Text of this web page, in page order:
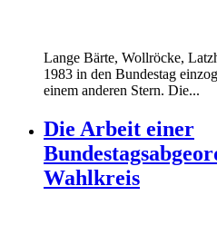
Lange Bärte, Wollröcke,
1983 in den Bundestag
einem anderen Stern. Die...
Die Arbeit einer
Wahlkreis